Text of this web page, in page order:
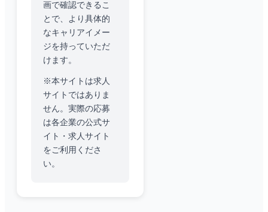
画で確認できるこ
とで、より具体的
なキャリアイメー
ジを持っていただ
けます。
※本サイトは求人
サイトではありま
せん。実際の応募
は各企業の公式サ
イト・求人サイト
をご利用くださ
い。